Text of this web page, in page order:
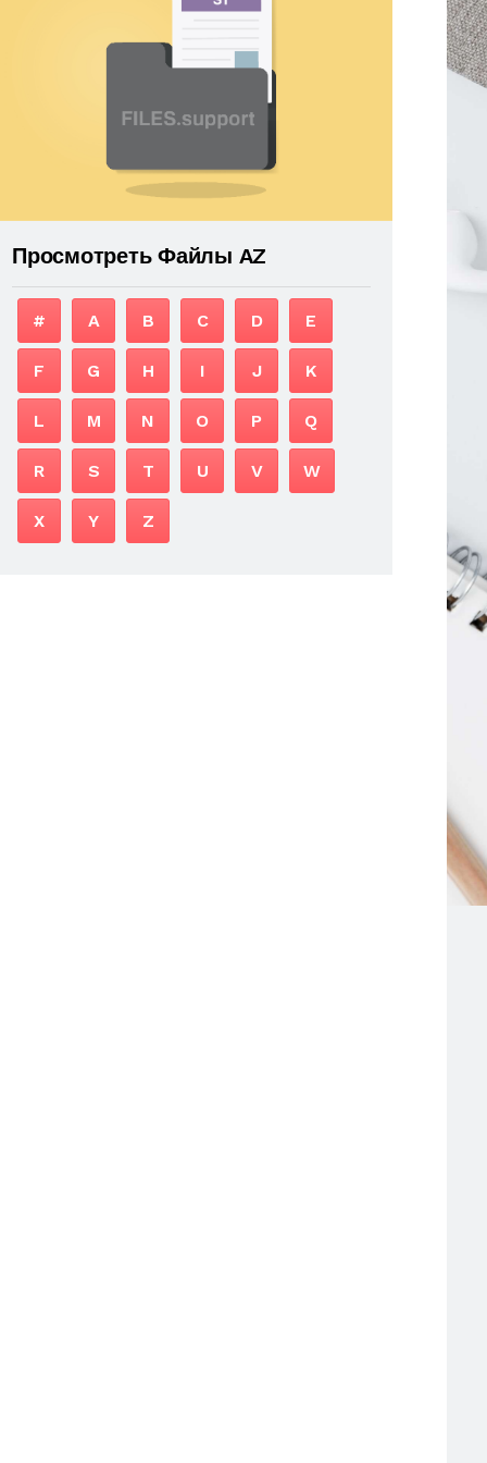
Просмотреть Файлы AZ
# A B C D E
F G H I J K
L M N O P Q
R S T U V W
X Y Z